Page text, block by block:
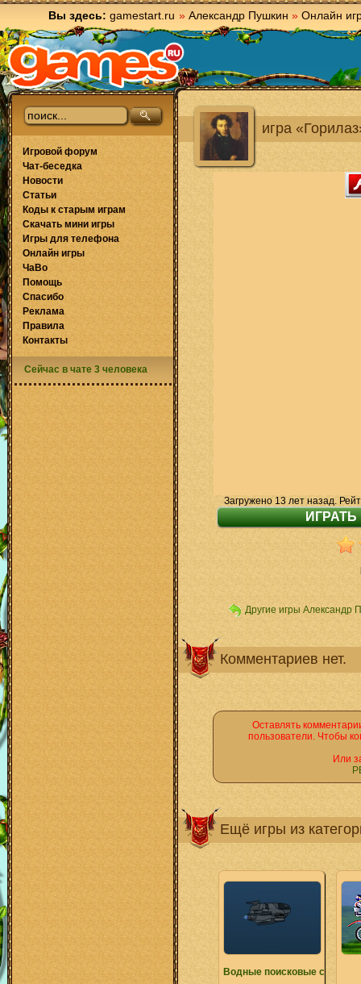
Вы здесь: gamestart.ru » Александр Пушкин » Онлайн
игра
Загружено 13 лет назад.
Другие игры Александр
Комментариев нет.
Оставлять
пользователи. Чтобы
Или
Ещё игры из
Водные поисковые системы
Игровой форум
Чат-беседка
Новости
Статьи
Коды к старым играм
Скачать мини игры
Игры для телефона
Онлайн игры
ЧаВо
Помощь
Спасибо
Реклама
Правила
Контакты
Сейчас в чате 3 человека